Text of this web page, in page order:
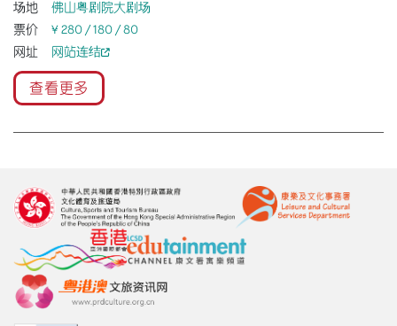
场地
佛山粤剧院大剧场
票价
¥ 280 / 180 / 80
网址
网站连结
查看更多